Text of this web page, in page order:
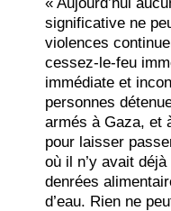
significative ne
violences
cessez-le-feu
immédiate et
personnes
armés à Gaza, et
pour laisser
où il n’y avait
denrées
d’eau. Rien ne